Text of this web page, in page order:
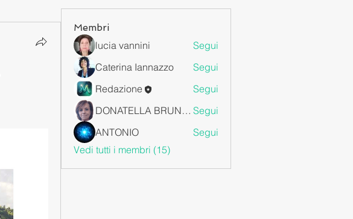
Membri
lucia vannini
Segui
Caterina Iannazzo
Segui
Redazione
Segui
DONATELLA BRUNETTI Segui
ANTONIO
Segui
Vedi tutti i membri (15)